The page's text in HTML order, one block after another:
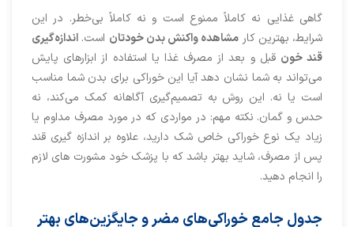
گاهی غذایی نه کاملاً ممنوع است و نه کاملاً بی‌خطر. در این
شرایط، بهترین کار مشاهده واکنش بدن خودتان است. اندازه‌گیری
قند خون قبل و بعد از مصرف غذا یا استفاده از ابزارهای پایش
می‌تواند به شما نشان دهد آیا این خوراکی برای بدن شما مناسب
است یا نه. این روش به تصمیم‌گیری آگاهانه کمک می‌کند، نه
حدس و گمان. نکته مهم: در مواردی که در مورد مصرف مداوم یا
زیاد یک نوع خوراکی خاص شک دارید، علاوه بر اندازه گیری قند
پس از مصرف، شاید بهتر باشد که با پزشک خود مشورت های لازم
را انجام دهید.
جدول جامع خوراکی‌های مضر و جایگزین‌های بهتر